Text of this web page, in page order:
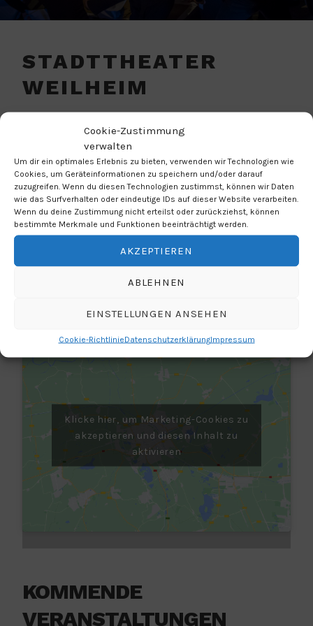
Cookie-Zustimmung
verwalten
Um dir ein optimales Erlebnis zu bieten, verwenden wir Technologien wie
Cookies, um Geräteinformationen zu speichern und/oder darauf
zuzugreifen. Wenn du diesen Technologien zustimmst, können wir Daten
wie das Surfverhalten oder eindeutige IDs auf dieser Website verarbeiten.
Wenn du deine Zustimmung nicht erteilst oder zurückziehst, können
bestimmte Merkmale und Funktionen beeinträchtigt werden.
AKZEPTIEREN
ABLEHNEN
EINSTELLUNGEN ANSEHEN
Cookie-RichtlinieDatenschutzerklärungImpressum
STADTTHEATER
WEILHEIM
VERANSTALTUNGSORT
Theaterplatz 1
Weilheim in Oberbayern
Bayern
82362
Oberbayern
NÄCHSTE VERANSTALTUNG
Klicke hier, um Marketing-Cookies zu
akzeptieren und diesen Inhalt zu
aktivieren
KOMMENDE
VERANSTALTUNGEN